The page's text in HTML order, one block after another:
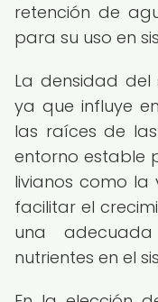
retención de
para su uso en
La densidad del
ya que influye
las raíces de
entorno estable
livianos como la
facilitar el
una
nutrientes en el